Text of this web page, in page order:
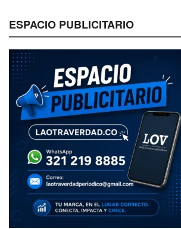
ESPACIO PUBLICITARIO